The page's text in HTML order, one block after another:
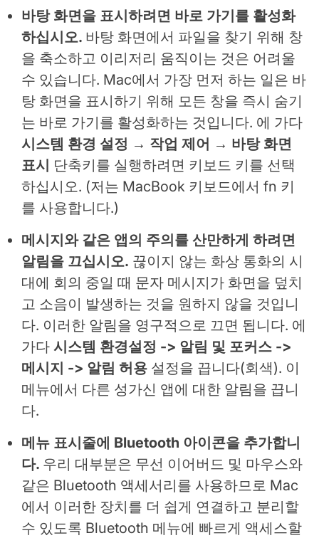
바탕 화면을 표시하려면 바로 가기를 활성화
하십시오. 바탕 화면에서 파일을 찾기 위해 창
을 축소하고 이리저리 움직이는 것은 어려울
수 있습니다. Mac에서 가장 먼저 하는 일은 바
탕 화면을 표시하기 위해 모든 창을 즉시 숨기
는 바로 가기를 활성화하는 것입니다. 에 가다
시스템 환경 설정 → 작업 제어 → 바탕 화면
표시 단축키를 실행하려면 키보드 키를 선택
하십시오. (저는 MacBook 키보드에서 fn 키
를 사용합니다.)
메시지와 같은 앱의 주의를 산만하게 하려면
알림을 끄십시오. 끊이지 않는 화상 통화의 시
대에 회의 중일 때 문자 메시지가 화면을 덮치
고 소음이 발생하는 것을 원하지 않을 것입니
다. 이러한 알림을 영구적으로 끄면 됩니다. 에
가다 시스템 환경설정 -> 알림 및 포커스 ->
메시지 -> 알림 허용 설정을 끕니다(회색). 이
메뉴에서 다른 성가신 앱에 대한 알림을 끕니
다.
메뉴 표시줄에 Bluetooth 아이콘을 추가합니
다. 우리 대부분은 무선 이어버드 및 마우스와
같은 Bluetooth 액세서리를 사용하므로 Mac
에서 이러한 장치를 더 쉽게 연결하고 분리할
수 있도록 Bluetooth 메뉴에 빠르게 액세스할